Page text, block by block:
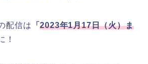
配信は 「2023年1月17日（火）ま
！